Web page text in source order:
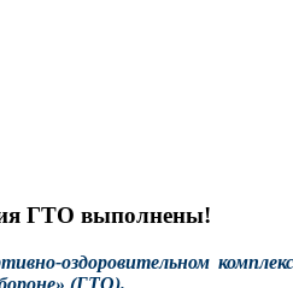
ГТО выполнены!
оздоровительном